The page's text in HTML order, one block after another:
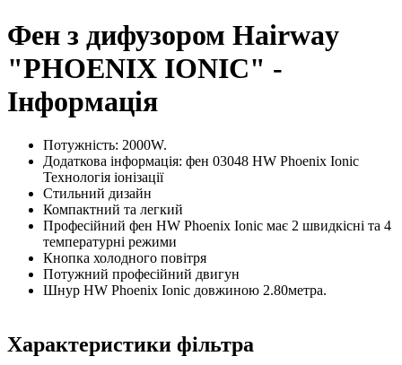
Фен з дифузором Hairway
"PHOENIX IONIC" -
Інформація
Потужність: 2000W.
Додаткова інформація: фен 03048 HW Phoenix Ionic
Технологія іонізації
Стильний дизайн
Компактний та легкий
Професійний фен HW Phoenix Ionic має 2 швидкісні та 4
температурні режими
Кнопка холодного повітря
Потужний професійний двигун
Шнур HW Phoenix Ionic довжиною 2.80метра.
Характеристики фільтра